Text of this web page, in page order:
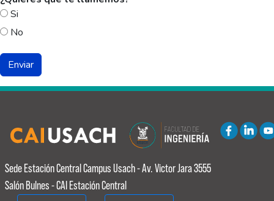
Si
No
Sede Estación Central Campus Usach - Av. Victor Jara 3555
Salón Bulnes - CAI Estación Central